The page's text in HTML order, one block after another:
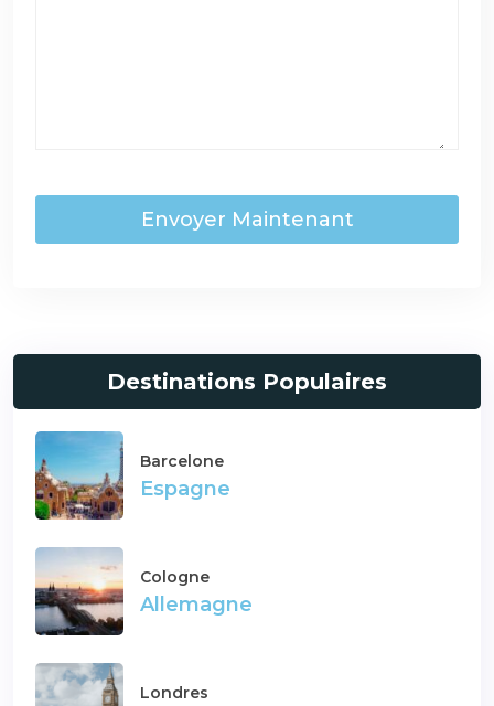
Envoyer Maintenant
Destinations Populaires
Barcelone
Espagne
Cologne
Allemagne
Londres